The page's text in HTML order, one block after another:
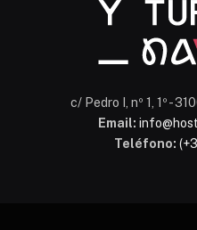
c/ Pedro I, nº 1, 1º -
Email:
Teléfono: